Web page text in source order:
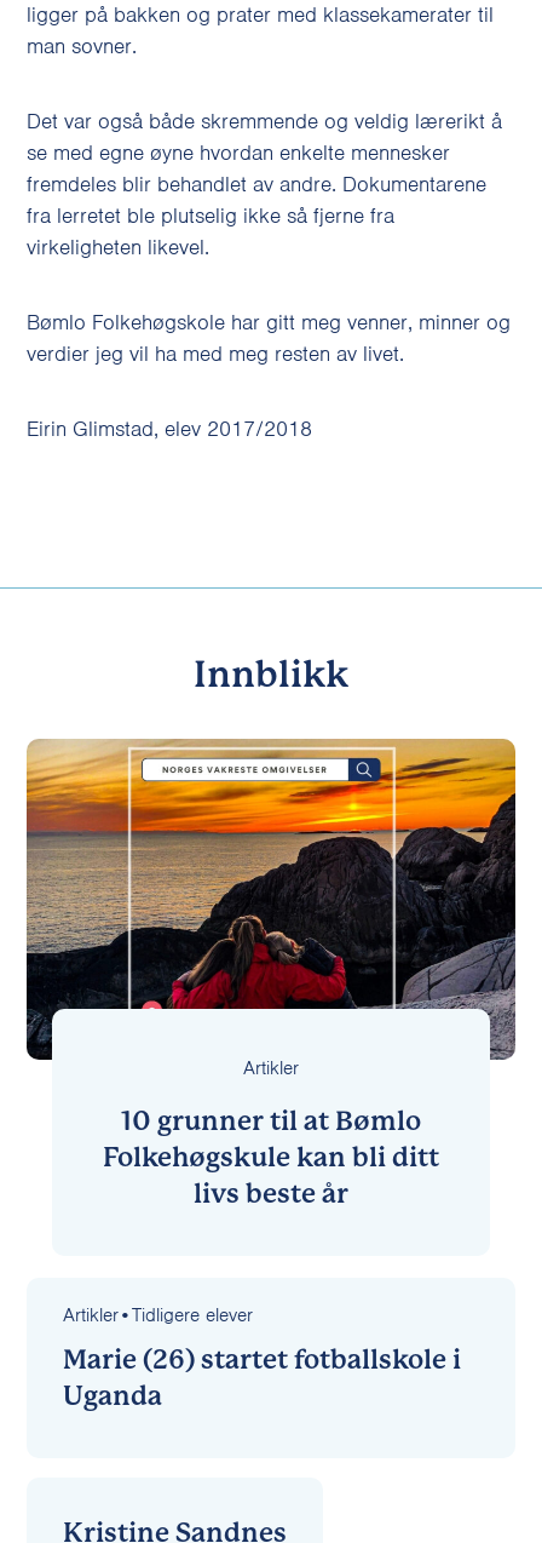
ligger på bakken og prater med klassekamerater til
man sovner.
Det var også både skremmende og veldig lærerikt å
se med egne øyne hvordan enkelte mennesker
fremdeles blir behandlet av andre. Dokumentarene
fra lerretet ble plutselig ikke så fjerne fra
virkeligheten likevel.
Bømlo Folkehøgskole har gitt meg venner, minner og
verdier jeg vil ha med meg resten av livet.
Eirin Glimstad, elev 2017/2018
Innblikk
Artikler
10 grunner til at Bømlo
Folkehøgskule kan bli ditt
livs beste år
Artikler•Tidligere elever
Marie (26) startet fotballskole i
Uganda
Kristine Sandnes